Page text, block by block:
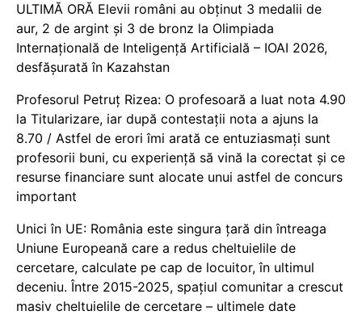
ULTIMĂ ORĂ Elevii români au obținut 3 medalii de
aur, 2 de argint și 3 de bronz la Olimpiada
Internațională de Inteligență Artificială – IOAI 2026,
desfășurată în Kazahstan
Profesorul Petruț Rizea: O profesoară a luat nota 4.90
la Titularizare, iar după contestații nota a ajuns la
8.70 / Astfel de erori îmi arată ce entuziasmați sunt
profesorii buni, cu experiență să vină la corectat și ce
resurse financiare sunt alocate unui astfel de concurs
important
Unici în UE: România este singura țară din întreaga
Uniune Europeană care a redus cheltuielile de
cercetare, calculate pe cap de locuitor, în ultimul
deceniu. Între 2015-2025, spațiul comunitar a crescut
masiv cheltuielile de cercetare – ultimele date